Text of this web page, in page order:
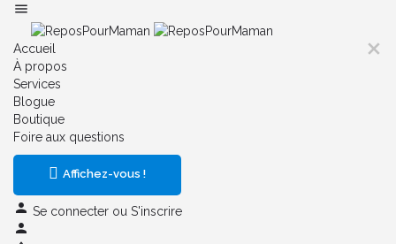
Accueil
À propos
Services
Blogue
Boutique
Foire aux questions
Affichez-vous !
Se connecter ou S'inscrire